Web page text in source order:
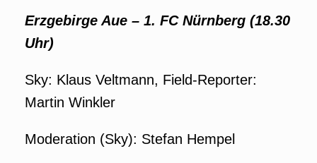
Erzgebirge Aue – 1. FC Nürnberg (18.30
Uhr)
Sky: Klaus Veltmann, Field-Reporter:
Martin Winkler
Moderation (Sky): Stefan Hempel